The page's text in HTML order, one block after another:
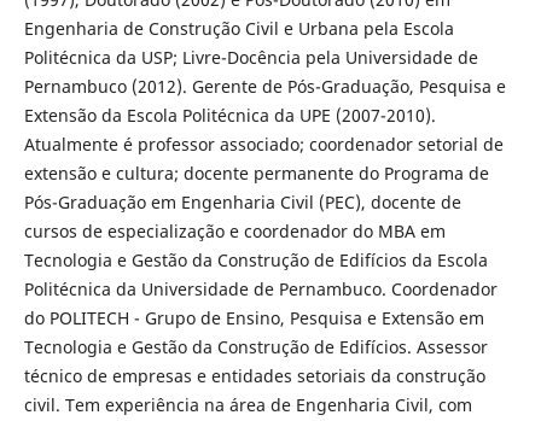
Engenharia de Construção Civil e Urbana pela Escola
Politécnica da USP; Livre-Docência pela Universidade de
Pernambuco (2012). Gerente de Pós-Graduação, Pesquisa e
Extensão da Escola Politécnica da UPE (2007-2010).
Atualmente é professor associado; coordenador setorial de
extensão e cultura; docente permanente do Programa de
Pós-Graduação em Engenharia Civil (PEC), docente de
cursos de especialização e coordenador do MBA em
Tecnologia e Gestão da Construção de Edifícios da Escola
Politécnica da Universidade de Pernambuco. Coordenador
do POLITECH - Grupo de Ensino, Pesquisa e Extensão em
Tecnologia e Gestão da Construção de Edifícios. Assessor
técnico de empresas e entidades setoriais da construção
civil. Tem experiência na área de Engenharia Civil, com